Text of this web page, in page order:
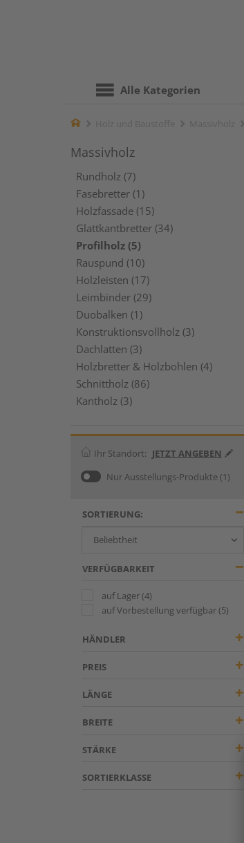
Alle Kategorien
Home
Massivholz
Rundholz (7)
Fasebretter (1)
Holzfassade (15)
Glattkantbretter (34)
Profilholz (5)
Rauspund (10)
Holzleisten (17)
Leimbinder (29)
Duobalken (1)
Konstruktionsvollholz (3)
Dachlatten (3)
Holzbretter & Holzbohlen (4)
Schnittholz (86)
Kantholz (3)
Ihr Standort: JETZT ANGEBEN
Nur Ausstellungs-Produkte (1)
SORTIERUNG:
VERFÜGBARKEIT
auf Lager(4)
auf Vorbestellung verfügbar(5)
HÄNDLER
PREIS
LÄNGE
BREITE
STÄRKE
SORTIERKLASSE